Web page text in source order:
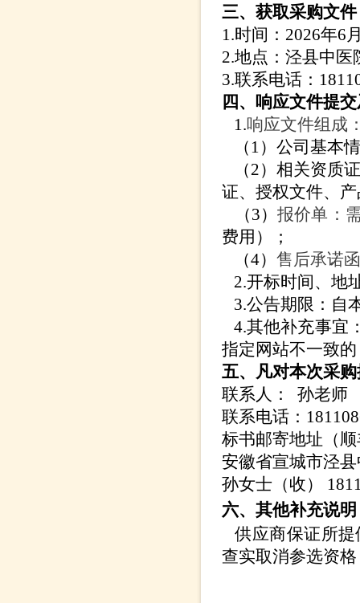
三、获取采购文件
1.时间：2026年6
2.地点：泾县中
3.联系电话：
四、 响应文件提交
1.响应文件组成
（ 1）公司基本
（2）相关资质
证、授权文件、
（3）报价单：
费用）；
（4） 售后承诺
2.开标时间、地
3.公告期限：自
4.其他补充事宜
指定网站不一致
五、凡对本次采
联系人：
孙老师
联系电话：
标书邮寄地址（
安徽省宣城市泾
孙女士（收）
六、其他补充说明
供应商保证所提
查实取消参选资